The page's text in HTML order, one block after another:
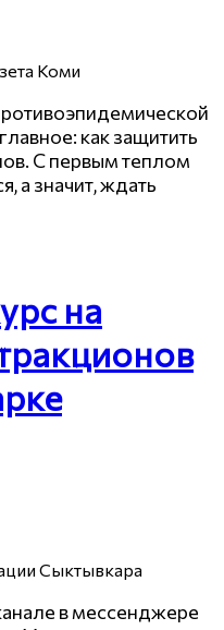
Коми
как защитить
С первым теплом
а значит, ждать
на
Сыктывкара
в мессенджере